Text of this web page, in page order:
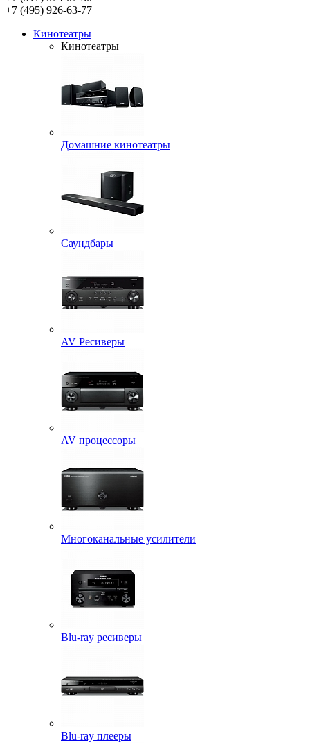
+7 (495) 926-63-77
Кинотеатры
Кинотеатры
Домашние кинотеатры
Саундбары
AV Ресиверы
AV процессоры
Многоканальные усилители
Blu-ray ресиверы
Blu-ray плееры